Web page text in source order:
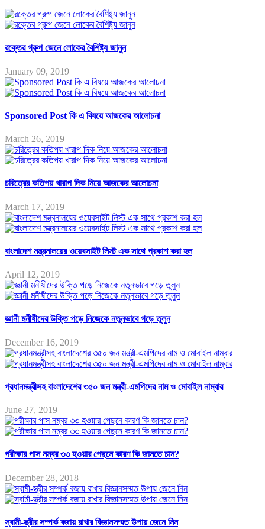
রক্তের গ্রুপ জেনে লোকের বৈশিষ্ট্য জানুন
January 09, 2019
Sponsored Post কি এ বিষয়ে আজকের আলোচনা
March 26, 2019
চরিত্রের কতিপয় খারাপ দিক নিয়ে আজকের আলোচনা
March 17, 2019
বাংলাদেশ মন্ত্রনালয়ের ওয়েবসাইট লিস্ট এক সাথে প্রকাশ করা হল
April 12, 2019
জ্ঞানী মনীষীদের উক্তি পড়ে নিজেকে নতুনভাবে গড়ে তুলুন
December 16, 2019
প্রধানমন্ত্রীসহ বাংলাদেশের ৩৫০ জন মন্ত্রী-এমপিদের নাম ও মোবাইল নাম্বার
June 27, 2019
পরীক্ষার পাস নম্বর ৩৩ হওয়ার পেছনে কারণ কি জানতে চান?
December 28, 2018
স্বামী-স্ত্রীর সম্পর্ক বজায় রাখার বিজ্ঞানসম্মত উপায় জেনে নিন